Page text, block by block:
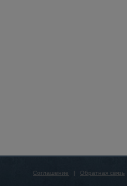
Соглашение | Обратная связь